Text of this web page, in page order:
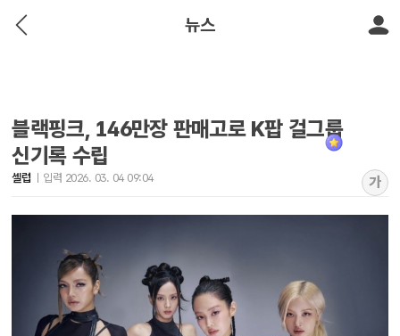
뉴스
블랙핑크, 146만장 판매고로 K팝 걸그룹
신기록 수립
셀럽 입력 2026. 03. 04 09:04 가